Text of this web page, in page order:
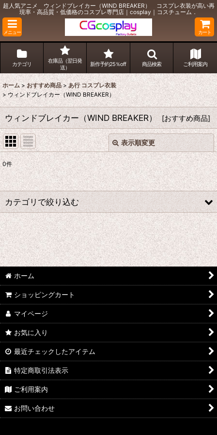
超人気アニメ ウィンドブレイカー（WIND BREAKER） コスプレ衣装が高い再
現率・高品質・低価格のコスプレ専門店｜cosplay｜コスチューム．
メニュー カート
カテゴリ
在庫品（翌日発
送）
新作予約25％off 商品検索 ご利用案内
ホーム > おすすめ商品 > あ行 コスプレ衣装
> ウィンドブレイカー（WIND BREAKER）
ウィンドブレイカー（WIND BREAKER） [おすすめ商品]
表示順変更
表示数:
並び順:
絞り込む
閉じる
0件
カテゴリで絞り込む
あ行 コスプレ衣装 (全商品)
ウマ娘プリティーダービー
IdentityV
アズールレーン
王様ランキング
イケメン戦国 時をかける恋
イケメン革命 アリスと恋の魔法
A3!(エースリー)
ホーム
ショッピングカート
マイページ
お気に入り
最近チェックしたアイテム
特定商取引法表示
ご利用案内
お問い合わせ